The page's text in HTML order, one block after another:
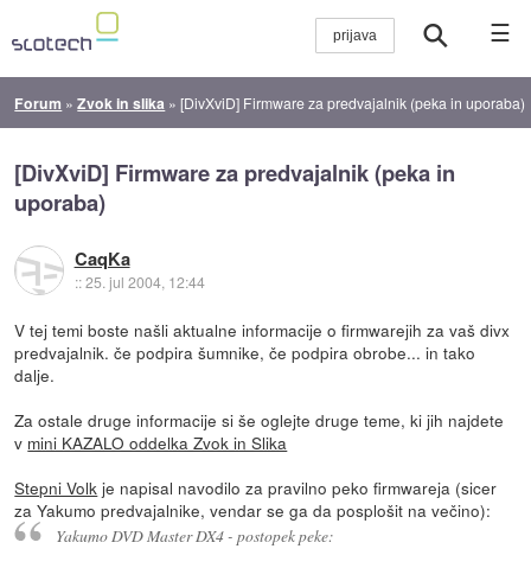
☰
Forum »Zvok in slika »[DivXviD] Firmware za predvajalnik (peka in uporaba)
[DivXviD] Firmware za predvajalnik (peka in
uporaba)
CaqKa
::25. jul 2004, 12:44
V tej temi boste našli aktualne informacije o firmwarejih za vaš divx
predvajalnik. če podpira šumnike, če podpira obrobe... in tako
dalje.
Za ostale druge informacije si še oglejte druge teme, ki jih najdete
v mini KAZALO oddelka Zvok in Slika
Stepni Volk je napisal navodilo za pravilno peko firmwareja (sicer
za Yakumo predvajalnike, vendar se ga da posplošit na večino):
Yakumo DVD Master DX4 - postopek peke: